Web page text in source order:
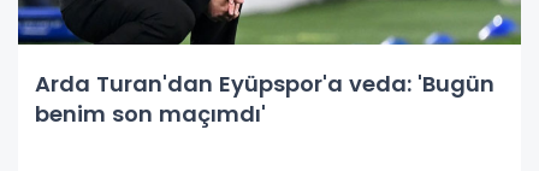
Arda Turan'dan Eyüpspor'a veda: 'Bugün
benim son maçımdı'